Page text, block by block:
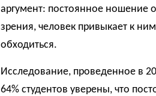
аргумент: постоянное ношение
зрения, человек привыкает к
обходиться.
Исследование, проведенное в
64% ​​студентов уверены, что